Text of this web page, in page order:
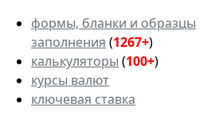
формы, бланки и образцы
заполнения (1267+)
калькуляторы (100+)
курсы валют
ключевая ставка